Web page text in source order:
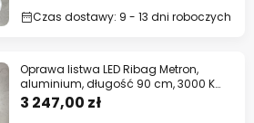
Czas dostawy: 9 - 13 dni roboczych
Oprawa listwa LED Ribag Metron,
aluminium, długość 90 cm, 3000 K
DALI
3 247,00 zł